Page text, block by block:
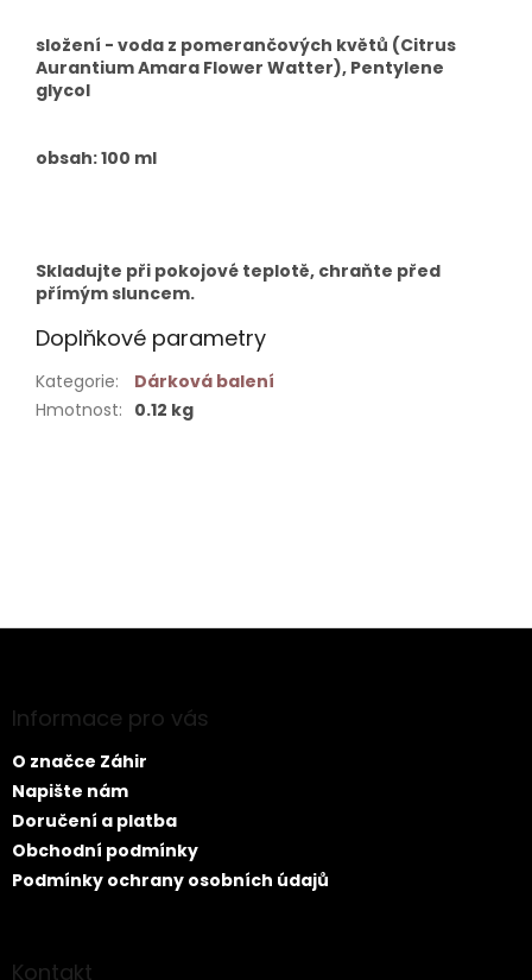
složení - voda z pomerančových květů (Citrus
Aurantium Amara Flower Watter), Pentylene
glycol
obsah: 100 ml
Skladujte při pokojové teplotě, chraňte před
přímým sluncem.
Doplňkové parametry
Kategorie:
Dárková balení
Hmotnost: 0.12 kg
Z
aInformace pro vás
O značce Záhir
Napište nám
Doručení a platba
Obchodní podmínky
Podmínky ochrany osobních údajů
Kontakt